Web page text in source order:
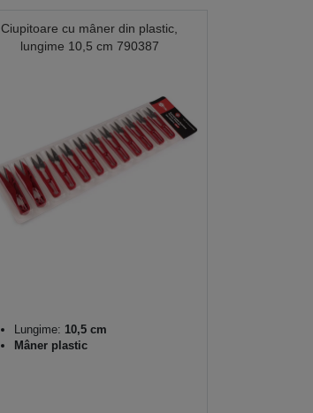
Ciupitoare cu mâner din plastic,
lungime 10,5 cm 790387
Lungime: 10,5 cm
Mâner plastic